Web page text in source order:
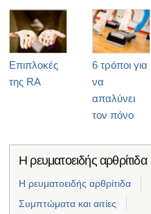
Επιπλοκές
της RA
6 τρόποι για
να
απαλύνει
τον πόνο
Η ρευματοειδής αρθρίτιδα
Η ρευματοειδής αρθρίτιδα
Συμπτώματα και αιτίες